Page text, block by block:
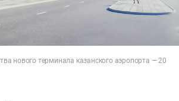
нового терминала казанского аэропорта — 20